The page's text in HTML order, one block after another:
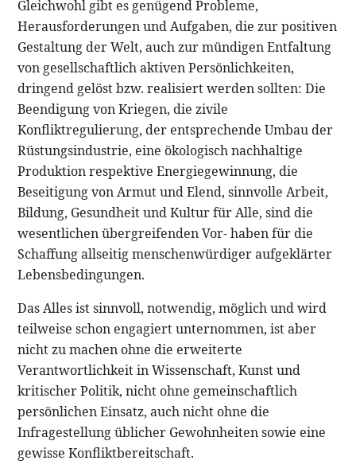
Gleichwohl gibt es genügend Probleme,
Herausforderungen und Aufgaben, die zur positiven
Gestaltung der Welt, auch zur mündigen Entfaltung
von gesellschaftlich aktiven Persönlichkeiten,
dringend gelöst bzw. realisiert werden sollten: Die
Beendigung von Kriegen, die zivile
Konfliktregulierung, der entsprechende Umbau der
Rüstungsindustrie, eine ökologisch nachhaltige
Produktion respektive Energiegewinnung, die
Beseitigung von Armut und Elend, sinnvolle Arbeit,
Bildung, Gesundheit und Kultur für Alle, sind die
wesentlichen übergreifenden Vor- haben für die
Schaffung allseitig menschenwürdiger aufgeklärter
Lebensbedingungen.
Das Alles ist sinnvoll, notwendig, möglich und wird
teilweise schon engagiert unternommen, ist aber
nicht zu machen ohne die erweiterte
Verantwortlichkeit in Wissenschaft, Kunst und
kritischer Politik, nicht ohne gemeinschaftlich
persönlichen Einsatz, auch nicht ohne die
Infragestellung üblicher Gewohnheiten sowie eine
gewisse Konfliktbereitschaft.